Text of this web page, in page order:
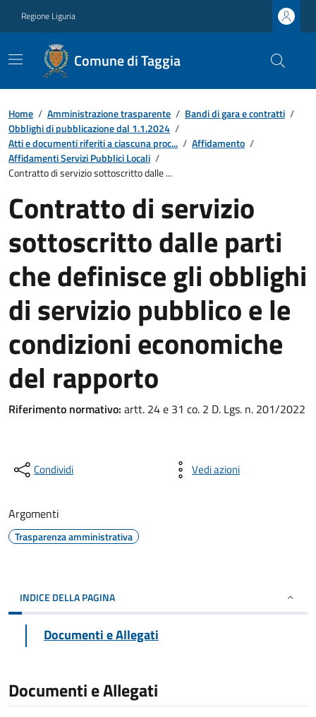
Regione Liguria
Comune di Taggia
Home / Amministrazione trasparente / Bandi di gara e contratti /
Obblighi di pubblicazione dal 1.1.2024 /
Atti e documenti riferiti a ciascuna proc... / Affidamento /
Affidamenti Servizi Pubblici Locali /
Contratto di servizio sottoscritto dalle ...
Contratto di servizio
sottoscritto dalle parti
che definisce gli obblighi
di servizio pubblico e le
condizioni economiche
del rapporto
Riferimento normativo: artt. 24 e 31 co. 2 D. Lgs. n. 201/2022
Condividi Vedi azioni
Argomenti
Trasparenza amministrativa
INDICE DELLA PAGINA
Documenti e Allegati
Documenti e Allegati